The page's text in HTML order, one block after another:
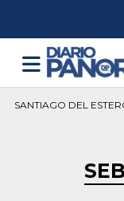
SANTIAGO DEL